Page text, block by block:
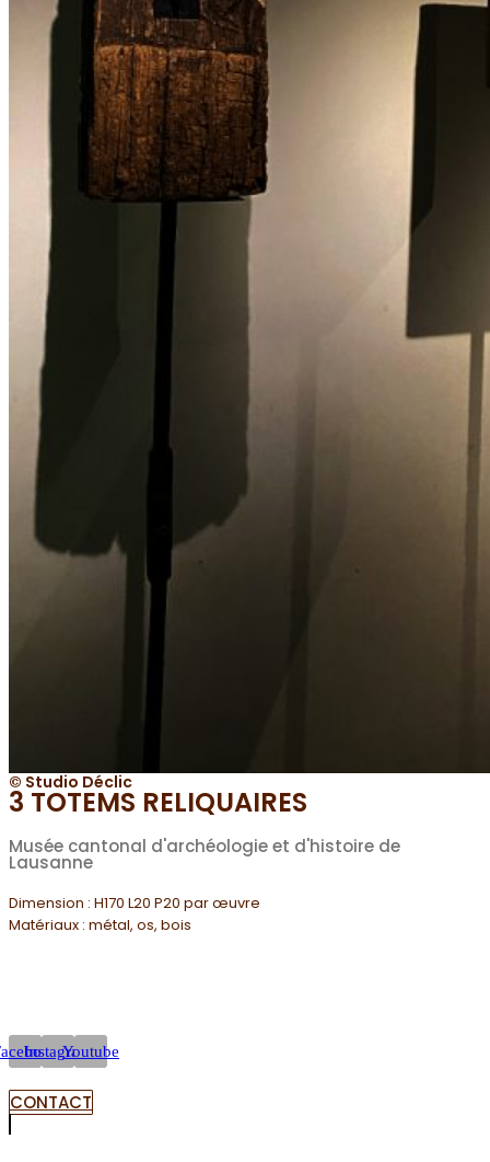
© Studio Déclic
3 TOTEMS RELIQUAIRES
Musée cantonal d'archéologie et d'histoire de
Lausanne
Dimension : H170 L20 P20 par œuvre
Matériaux : métal, os, bois
InstagramYoutube
CONTACT